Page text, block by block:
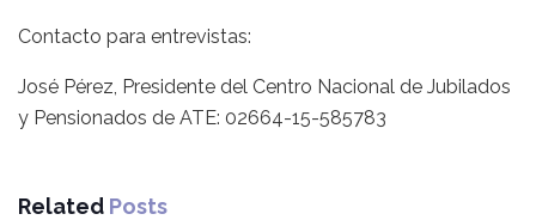
Contacto para entrevistas:
José Pérez, Presidente del Centro Nacional de Jubilados
y Pensionados de ATE: 02664-15-585783
Related Posts